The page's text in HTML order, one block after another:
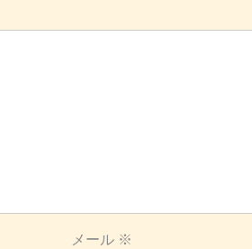
メール ※